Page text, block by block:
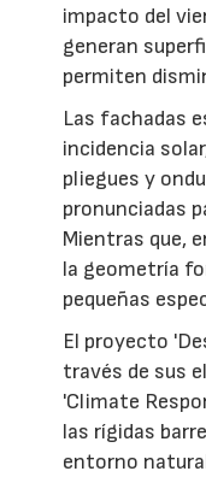
impacto del
generan
permiten
Las fachadas
incidencia
pliegues y
pronunciadas
Mientras que,
la geometría
pequeñas
El proyecto
través de sus
'Climate
las rígidas
entorno